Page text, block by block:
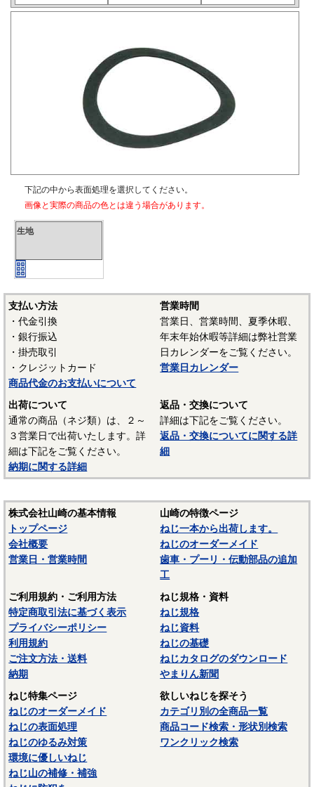
下記の中から表面処理を選択してください。
画像と実際の商品の色とは違う場合があります。
生地
支払い方法
・代金引換
・銀行振込
・掛売取引
・クレジットカード
商品代金のお支払いについて
営業時間
営業日、営業時間、夏季休暇、
年末年始休暇等詳細は弊社営業
日カレンダーをご覧ください。
営業日カレンダー
出荷について
通常の商品（ネジ類）は、２～
３営業日で出荷いたします。詳
細は下記をご覧ください。
納期に関する詳細
返品・交換について
詳細は下記をご覧ください。
返品・交換についてに関する詳
細
株式会社山崎の基本情報
トップページ
会社概要
営業日・営業時間
山崎の特徴ページ
ねじ一本から出荷します。
ねじのオーダーメイド
歯車・プーリ・伝動部品の追加
工
ご利用規約・ご利用方法
特定商取引法に基づく表示
プライバシーポリシー
利用規約
ご注文方法・送料
納期
ねじ規格・資料
ねじ規格
ねじ資料
ねじの基礎
ねじカタログのダウンロード
やまりん新聞
ねじ特集ページ
ねじのオーダーメイド
ねじの表面処理
ねじのゆるみ対策
環境に優しいねじ
ねじ山の補修・補強
欲しいねじを探そう
カテゴリ別の全商品一覧
商品コード検索・形状別検索
ワンクリック検索